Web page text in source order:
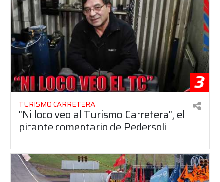
3
TURISMO CARRETERA
"Ni loco veo al Turismo Carretera", el
picante comentario de Pedersoli